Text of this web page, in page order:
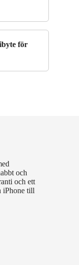
för
och
och ett
iPhone till